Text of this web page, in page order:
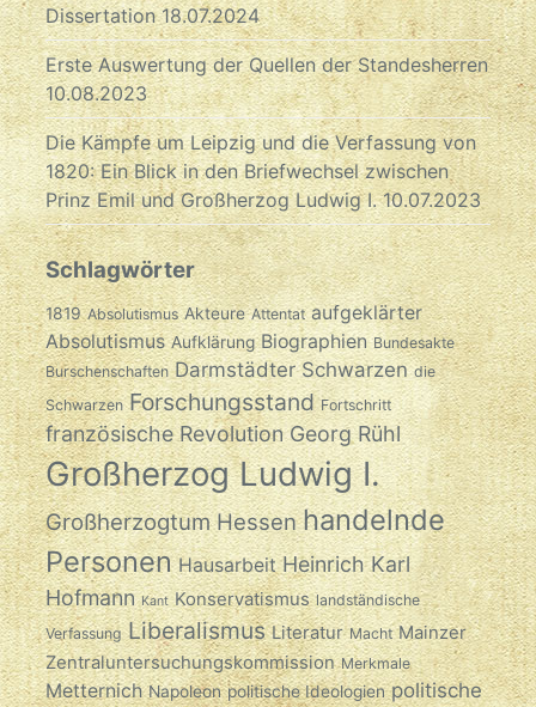
Dissertation 18.07.2024
Erste Auswertung der Quellen der Standesherren
10.08.2023
Die Kämpfe um Leipzig und die Verfassung von
1820: Ein Blick in den Briefwechsel zwischen
Prinz Emil und Großherzog Ludwig I. 10.07.2023
Schlagwörter
1819 Absolutismus Akteure Attentat aufgeklärter
Absolutismus Aufklärung Biographien Bundesakte
Burschenschaften Darmstädter Schwarzen die
Schwarzen Forschungsstand Fortschritt
französische Revolution Georg Rühl
Großherzog Ludwig I.
Großherzogtum Hessen handelnde
Personen Hausarbeit Heinrich Karl
Hofmann Kant Konservatismus landständische
Verfassung Liberalismus Literatur Macht Mainzer
Zentraluntersuchungskommission Merkmale
Metternich Napoleon politische Ideologien politische